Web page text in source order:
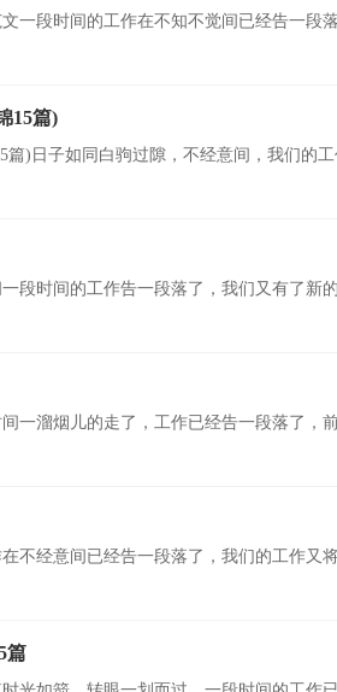
一段时间的工作在不知不觉间已经告一段
15篇)
篇)日子如同白驹过隙，不经意间，我们的
段时间的工作告一段落了，我们又有了新
一溜烟儿的走了，工作已经告一段落了，
不经意间已经告一段落了，我们的工作又
篇